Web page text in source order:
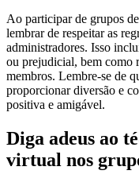
Ao participar de grupos
lembrar de respeitar as
administradores. Isso
ou prejudicial, bem como
membros. Lembre-se de
proporcionar diversão e
positiva e amigável.
Diga adeus ao
virtual nos